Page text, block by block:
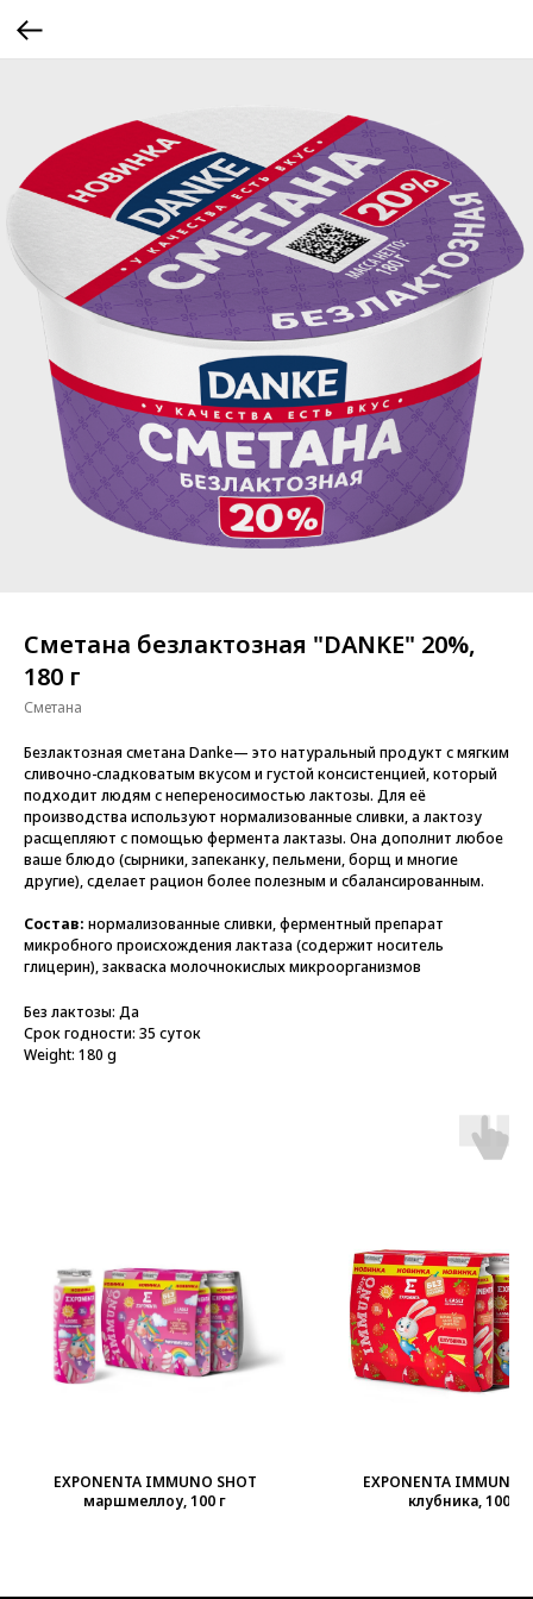
Сметана безлактозная "DANKE" 20%,
180 г
Сметана
Безлактозная сметана Danke— это натуральный продукт с мягким
сливочно-сладковатым вкусом и густой консистенцией, который
подходит людям с непереносимостью лактозы. Для её
производства используют нормализованные сливки, а лактозу
расщепляют с помощью фермента лактазы. Она дополнит любое
ваше блюдо (сырники, запеканку, пельмени, борщ и многие
другие), сделает рацион более полезным и сбалансированным.
Состав: нормализованные сливки, ферментный препарат
микробного происхождения лактаза (содержит носитель
глицерин), закваска молочнокислых микроорганизмов
Без лактозы: Да
Срок годности: 35 суток
Weight: 180 g
EXPONENTA IMMUNO SHOT
маршмеллоу, 100 г
EXPONENTA IMMUNO
клубника, 100 г